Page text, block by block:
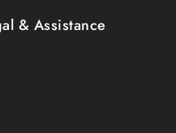
& Assistance